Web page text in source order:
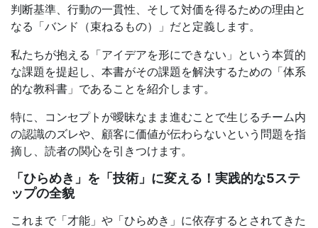
判断基準、行動の一貫性、そして対価を得るための理由と
なる「バンド（束ねるもの）」だと定義します。
私たちが抱える「アイデアを形にできない」という本質的
な課題を提起し、本書がその課題を解決するための「体系
的な教科書」であることを紹介します。
特に、コンセプトが曖昧なまま進むことで生じるチーム内
の認識のズレや、顧客に価値が伝わらないという問題を指
摘し、読者の関心を引きつけます。
「ひらめき」を「技術」に変える！実践的な5ステ
ップの全貌
これまで「才能」や「ひらめき」に依存するとされてきた